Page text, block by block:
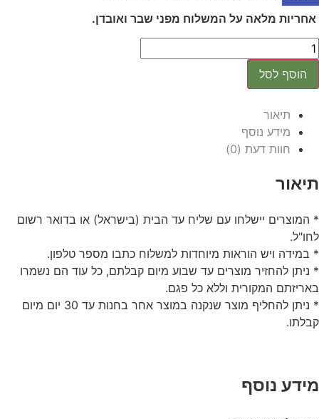
אחריות מלאה על המשלוח מפני שבר ואובדן.
הוסף לסל
תיאור
מידע נוסף
חוות דעת (0)
תיאור
* המוצרים יישלחו עם שליח עד הבית (בישראל) או בדואר רשום
לחו"ל.
* במידה ויש הוראות מיוחדות למשלוח כתבו מספר טלפון.
* ניתן להחזיר מוצרים עד שבוע מיום קבלתם, כל עוד הם נשמרו
באריזתם המקורית וללא כל פגם.
* ניתן להחליף מוצר שנקנה במוצר אחר בחנות עד 30 יום מיום
קבלתו.
מידע נוסף